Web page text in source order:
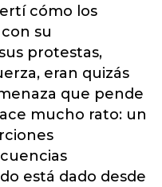
cómo los
su
protestas,
eran quizás
que pende
mucho rato: un
está dado desde